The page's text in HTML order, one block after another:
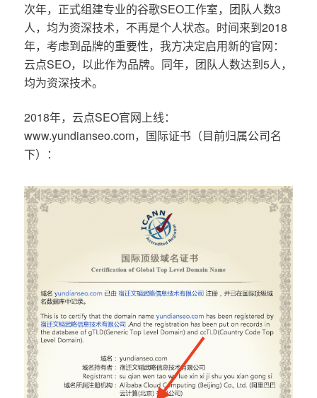
次年，正式组建专业的谷歌SEO工作室，团队人数3
人，均为资深技术，不再是个人状态。时间来到2018
年，考虑到品牌的重要性，我方决定启用新的官网：
云点SEO，以此作为品牌。同年，团队人数达到5人，
均为资深技术。
2018年，云点SEO官网上线：
www.yundianseo.com，国际证书（目前归属公司名
下）：